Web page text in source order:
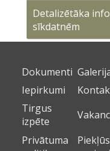
Dokumenti
Iepirkumi
Tirgus
izpēte
Privātuma
Detalizētāka
sīkdatnēm